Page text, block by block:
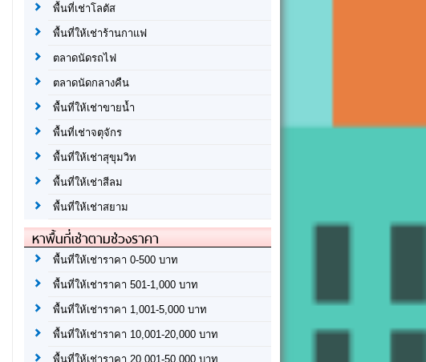
พื้นที่เช่าโลตัส
พื้นที่ให้เช่าร้านกาแฟ
ตลาดนัดรถไฟ
ตลาดนัดกลางคืน
พื้นที่ให้เช่าขายน้ำ
พื้นที่เช่าจตุจักร
พื้นที่ให้เช่าสุขุมวิท
พื้นที่ให้เช่าสีลม
พื้นที่ให้เช่าสยาม
หาพื้นที่เช่าตามช่วงราคา
พื้นที่ให้เช่าราคา 0-500 บาท
พื้นที่ให้เช่าราคา 501-1,000 บาท
พื้นที่ให้เช่าราคา 1,001-5,000 บาท
พื้นที่ให้เช่าราคา 10,001-20,000 บาท
พื้นที่ให้เช่าราคา 20,001-50,000 บาท